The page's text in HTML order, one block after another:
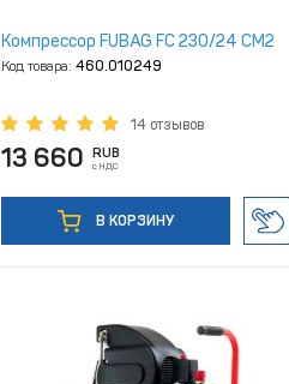
Компрессор FUBAG FC 230/24 CM2
Код товара: 460.010249
14 отзывов
13 660 RUB
с НДС
В КОРЗИНУ